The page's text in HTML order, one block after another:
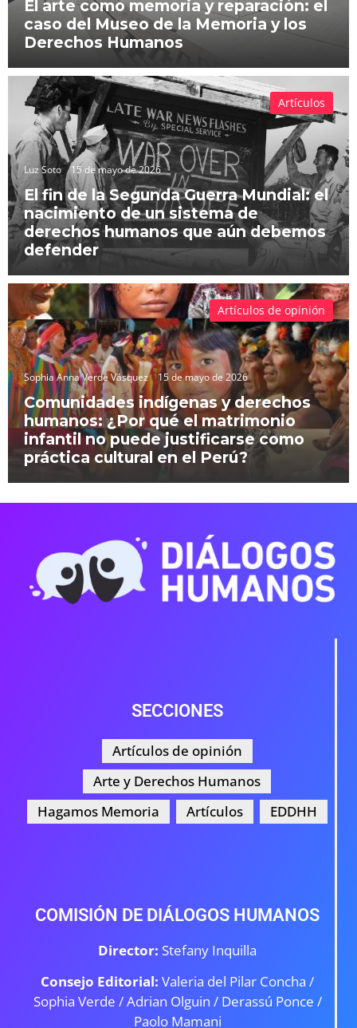
El arte como memoria y reparación: el
caso del Museo de la Memoria y los
Derechos Humanos
Luz Soto 15 de mayo de 2026
El fin de la Segunda Guerra Mundial: el
nacimiento de un sistema de
derechos humanos que aún debemos
defender
Artículos
Sophia Anna Verde Vásquez 15 de mayo de 2026
Comunidades indígenas y derechos
humanos: ¿Por qué el matrimonio
infantil no puede justificarse como
práctica cultural en el Perú?
Artículos de opinión
SECCIONES
Artículos de opinión
Arte y Derechos Humanos
Hagamos Memoria
Artículos EDDHH
COMISIÓN DE DIÁLOGOS HUMANOS
Director: Stefany Inquilla
Consejo Editorial: Valeria del Pilar Concha /
Sophia Verde /Adrian Olguin / Derassú Ponce /
Paolo Mamani